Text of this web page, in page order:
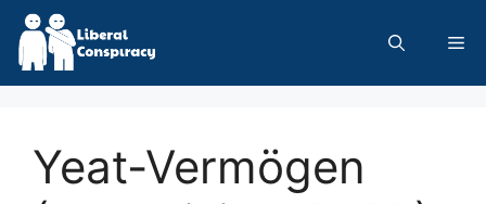
Skip
content
Yeat-Vermögen